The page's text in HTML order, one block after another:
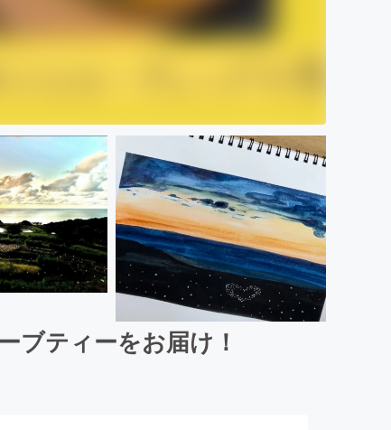
ブティーをお届け！